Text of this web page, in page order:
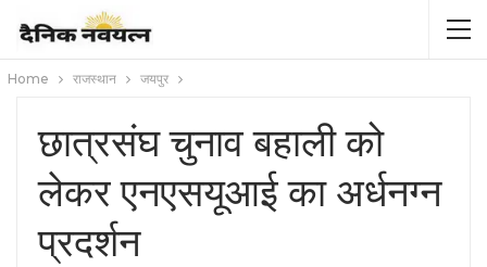
Home राजस्थान जयपुर
छात्रसंघ चुनाव बहाली को
लेकर एनएसयूआई का अर्धनग्न
प्रदर्शन